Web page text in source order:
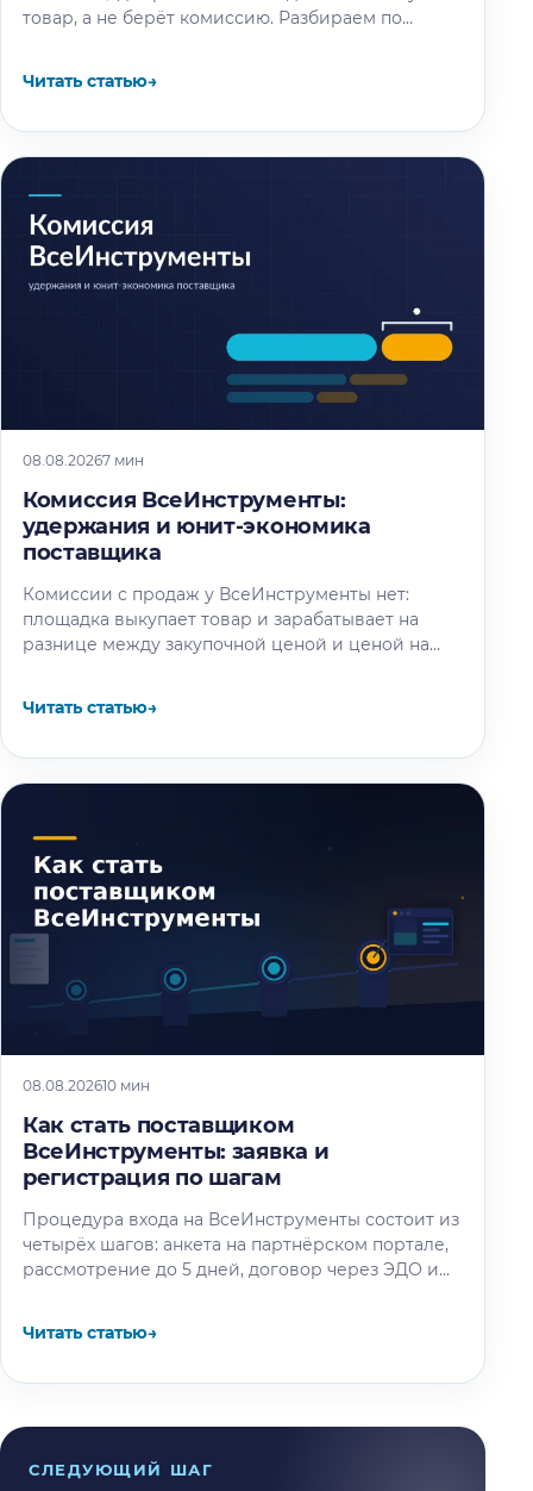
товар, а не берёт комиссию. Разбираем по
Читать статью→
08.08.20267 мин
Комиссия ВсеИнструменты:
удержания и юнит-экономика
поставщика
Комиссии с продаж у ВсеИнструменты нет:
площадка выкупает товар и зарабатывает на
разнице между закупочной ценой и ценой на
Читать статью→
08.08.202610 мин
Как стать поставщиком
ВсеИнструменты: заявка и
регистрация по шагам
Процедура входа на ВсеИнструменты состоит из
четырёх шагов: анкета на партнёрском портале,
рассмотрение до 5 дней, договор через ЭДО и
Читать статью→
СЛЕДУЮЩИЙ ШАГ